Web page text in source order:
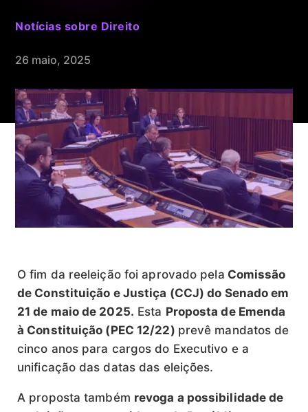
Notícias sobre Direito
26 maio, 2025
O fim da reeleição foi aprovado pela Comissão
de Constituição e Justiça (CCJ) do Senado em
21 de maio de 2025. Esta Proposta de Emenda
à Constituição (PEC 12/22) prevê mandatos de
cinco anos para cargos do Executivo e a
unificação das datas das eleições.
A proposta também revoga a possibilidade de